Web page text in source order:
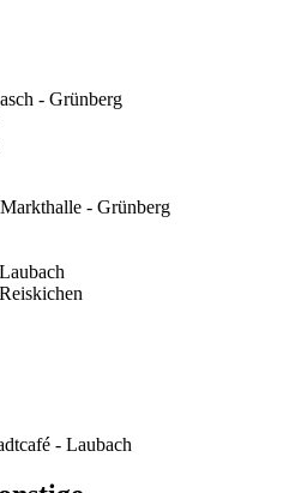
- Grünberg
- Grünberg
- Laubach